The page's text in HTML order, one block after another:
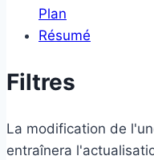
Plan
Résumé
Filtres
La modification de
entraînera